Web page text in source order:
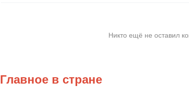
Никто ещё не оставил
Главное в стране